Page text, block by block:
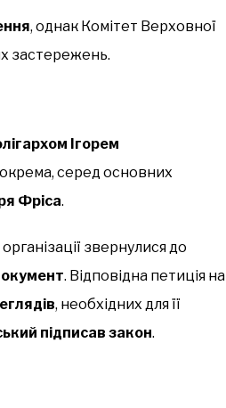
, однак Комітет Верховної
застережень.
Ігорем
серед основних
Фріса.
звернулися до
. Відповідна петиція на
, необхідних для її
підписав закон.